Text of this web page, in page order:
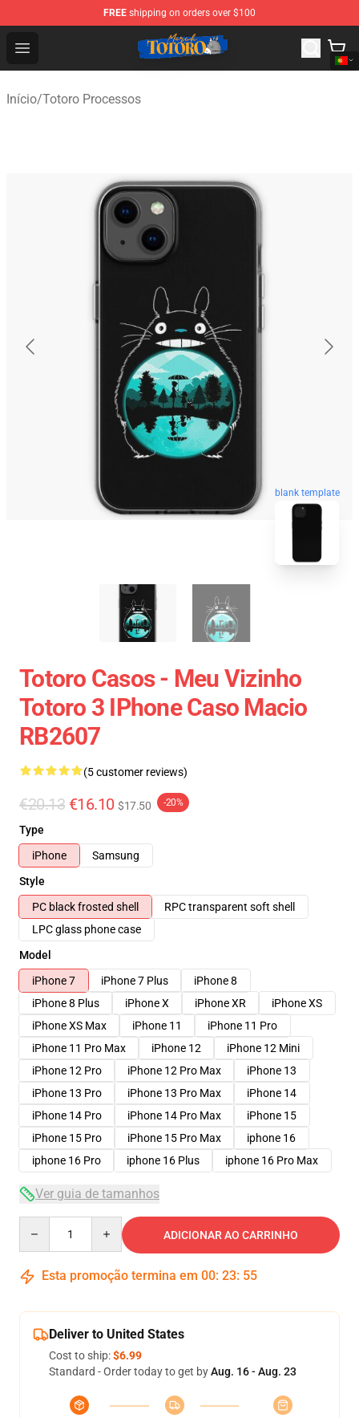
FREE shipping on orders over $100
Open menu
Totoro Store - Official Totoro Merchandise Shop
Início/Totoro Processos
blank template
Totoro Casos - Meu Vizinho
Totoro 3 IPhone Caso Macio
RB2607
(5 customer reviews)
€20.13 €16.10 $17.50 -20%
Type
iPhone
Samsung
Style
PC black frosted shell
RPC transparent soft shell
LPC glass phone case
Model
iPhone 7
iPhone 7 Plus
iPhone 8
iPhone 8 Plus
iPhone X iPhone XR
iPhone XS
iPhone XS Max
iPhone 11
iPhone 11 Pro
iPhone 11 Pro Max
iPhone 12
iPhone 12 Mini
iPhone 12 Pro
iPhone 12 Pro Max
iPhone 13
iPhone 13 Pro
iPhone 13 Pro Max
iPhone 14
iPhone 14 Pro
iPhone 14 Pro Max
iPhone 15
iPhone 15 Pro
iPhone 15 Pro Max
iphone 16
iphone 16 Pro
iphone 16 Plus iphone 16 Pro Max
Ver guia de tamanhos
ADICIONAR AO CARRINHO
Esta promoção termina em 00: 23: 54
Deliver to United States
Cost to ship:$6.99
Standard - Order today to get byAug. 16 - Aug. 23